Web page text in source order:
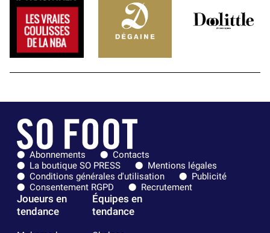
Abonnements
Contacts
La boutique SO PRESS
Mentions légales
Conditions générales d'utilisation
Publicité
Consentement RGPD
Recrutement
Joueurs en
tendance
Équipes en
tendance